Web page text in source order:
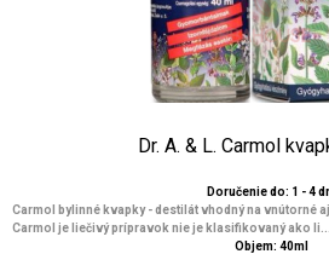
Dr. A. & L. Carmol
Doručenie do: 1 - 4
Carmol bylinné kvapky - destilát vhodný na vnútorné
Carmol je liečivý prípravok nie je klasifikovaný ako li...
Objem: 40ml